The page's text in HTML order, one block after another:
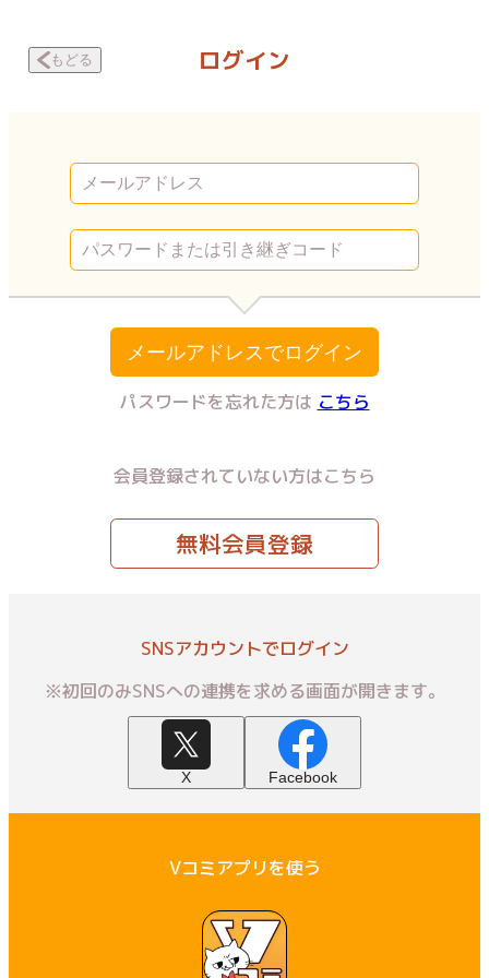
もどる ログイン
メールアドレスでログイン
パスワードを忘れた方は こちら
会員登録されていない方はこちら
無料会員登録
SNSアカウントでログイン
※初回のみSNSへの連携を求める画面が開きます。
X Facebook
Vコミアプリを使う